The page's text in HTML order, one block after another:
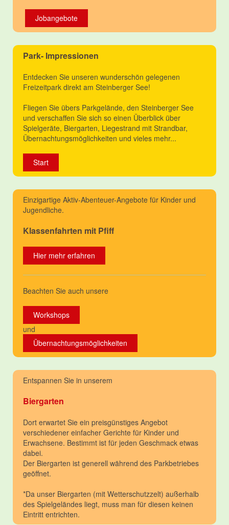
Jobangebote
Park- Impressionen
Entdecken Sie unseren wunderschön gelegenen
Freizeitpark direkt am Steinberger See!
Fliegen Sie übers Parkgelände, den Steinberger See
und verschaffen Sie sich so einen Überblick über
Spielgeräte, Biergarten, Liegestrand mit Strandbar,
Übernachtungsmöglichkeiten und vieles mehr...
Start
Einzigartige Aktiv-Abenteuer-Angebote für Kinder und
Jugendliche.
Klassenfahrten mit Pfiff
Hier mehr erfahren
Beachten Sie auch unsere
Workshops
und
Übernachtungsmöglichkeiten
Entspannen Sie in unserem
Biergarten
Dort erwartet Sie ein preisgünstiges Angebot
verschiedener einfacher Gerichte für Kinder und
Erwachsene. Bestimmt ist für jeden Geschmack etwas
dabei.
Der Biergarten ist generell während des Parkbetriebes
geöffnet.
*Da unser Biergarten (mit Wetterschutzzelt) außerhalb
des Spielgeländes liegt, muss man für diesen keinen
Eintritt entrichten.